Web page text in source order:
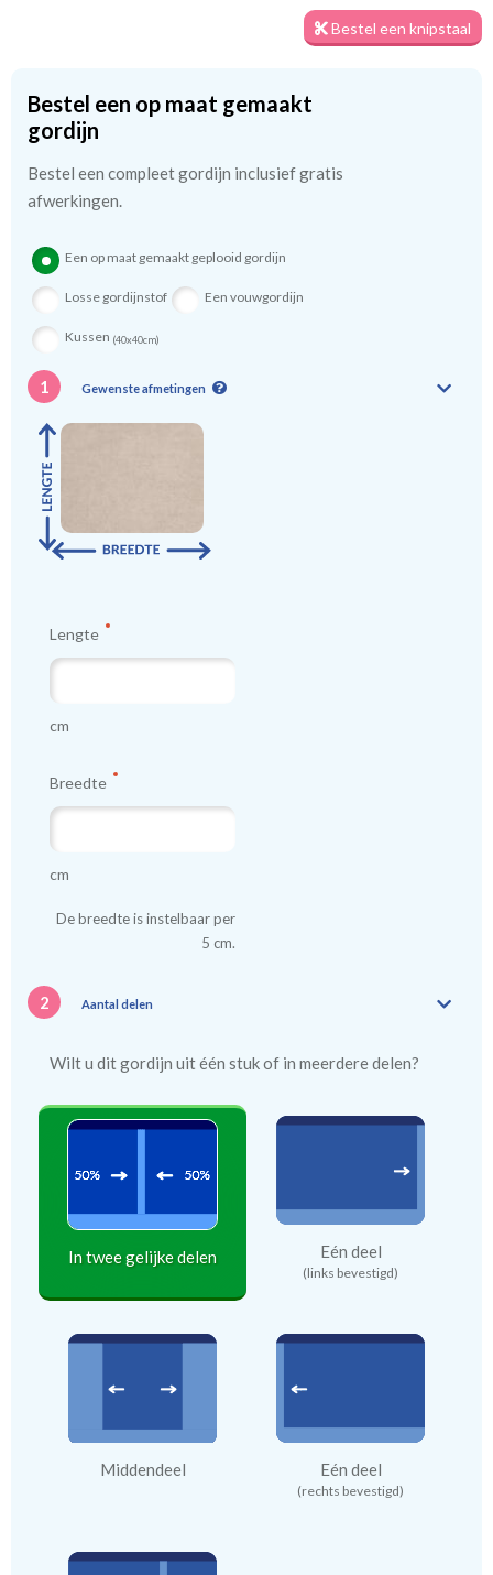
kindergordijnen voeren: een verschil van dag en nacht!
Bestel een knipstaal
Bestel een op maat gemaakt
gordijn
Bestel een compleet gordijn inclusief gratis
afwerkingen.
Een op maat gemaakt geplooid gordijn
Losse gordijnstof Een vouwgordijn
Kussen (40x40cm)
1 Gewenste afmetingen
Lengte
cm
Breedte
cm
De breedte is instelbaar per
5 cm.
2 Aantal delen
Wilt u dit gordijn uit één stuk of in meerdere delen?
In twee gelijke delen Eén deel
(links bevestigd)
Middendeel Eén deel
(rechts bevestigd)